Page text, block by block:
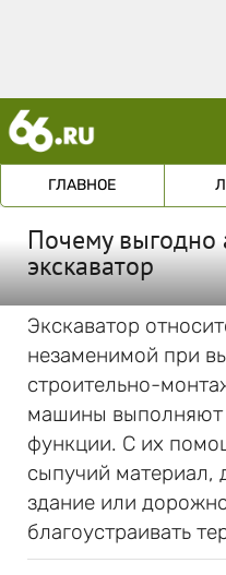
ГЛАВНОЕ
Почему выгодно
экскаватор
Экскаватор
незаменимой при
строительно-
машины выполняют
функции. С их
сыпучий материал,
здание или
благоустраивать